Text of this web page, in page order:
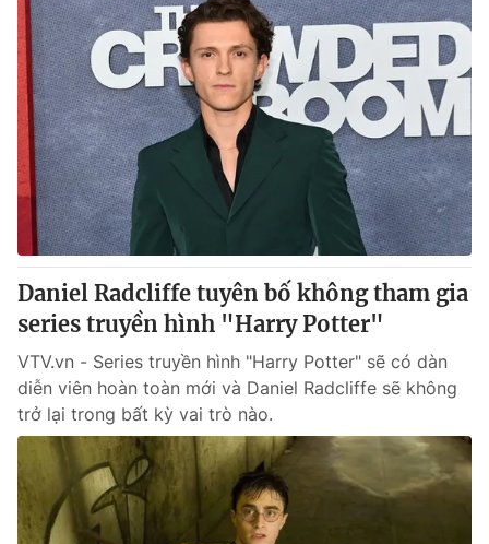
THỜI BÁO VTV
Theo dõi báo trên
Cơ quan chủ quản:
Đài Truyền hình Việt Nam
Cơ quan báo chí:
Thời báo VTV
Giấy phép hoạt động báo in và báo điện tử số 483/GP-BTTTT
cấp ngày 29/12/2023
Tổng Biên tập:Vũ Thanh Thủy
Phó Tổng Biên tập:Nguyễn Thị Mỹ Hạnh, Phạm Quốc Thắng,
Nguyễn Trọng Ninh
024.38 355 931 - 024.38 355 932
Ðiện thoại Thời báo VTV:024.66 897 897
Email:toasoan@vtv.vn
Liên hệ quảng cáo:024-7300.7108
Daniel Radcliffe tuyên bố không tham gia
series truyền hình "Harry Potter"
VTV.vn - Series truyền hình "Harry Potter" sẽ có dàn
diễn viên hoàn toàn mới và Daniel Radcliffe sẽ không
trở lại trong bất kỳ vai trò nào.